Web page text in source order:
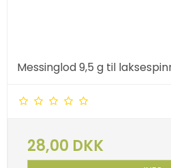
Messinglod 9,5 g til
28,00 DKK